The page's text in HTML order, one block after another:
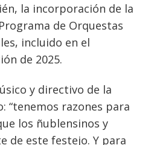
la incorporación de la
de Orquestas
incluido en el
de 2025.
y directivo de la
“tenemos razones para
los ñublensinos y
de este festejo. Y para